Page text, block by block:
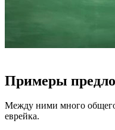
Примеры
Между ними много
еврейка.